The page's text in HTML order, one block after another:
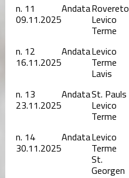
n. 11
09.11.2025
AndataRovereto
Levico
Terme
n. 12
16.11.2025
AndataLevico
Terme
Lavis
n. 13
23.11.2025
AndataSt. Pauls
Levico
Terme
n. 14
30.11.2025
AndataLevico
Terme
St.
Georgen